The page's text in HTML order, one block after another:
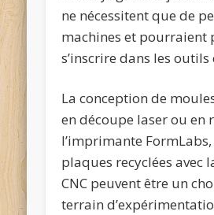
ne nécessitent que de
machines et pourraient
s’inscrire dans les
La conception de
en découpe laser ou en
l’imprimante FormLabs,
plaques recyclées avec
CNC peuvent être un
terrain